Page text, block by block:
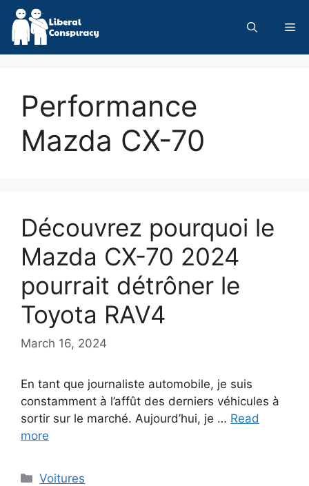
Skip
content
Performance
Mazda CX-70
Découvrez pourquoi le
Mazda CX-70 2024
pourrait détrôner le
Toyota RAV4
March 16, 2024
En tant que journaliste automobile, je suis
constamment à l’affût des derniers véhicules à
sortir sur le marché. Aujourd’hui, je … Read
more
Categories
Voitures